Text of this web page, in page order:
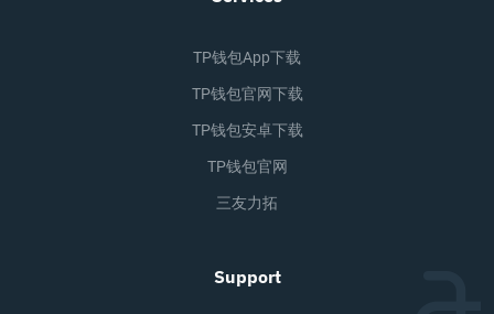
TP钱包app下载
TP钱包官网下载
TP钱包安卓下载
TP钱包官网
三友力拓
Support